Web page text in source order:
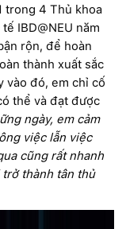
trong 4 Thủ khoa
IBD@NEU năm
rộn, để hoàn
thành xuất sắc
vào đó, em chỉ cố
thể và đạt được
ngày, em cảm
việc lẫn việc
cũng rất nhanh
trở thành tân thủ